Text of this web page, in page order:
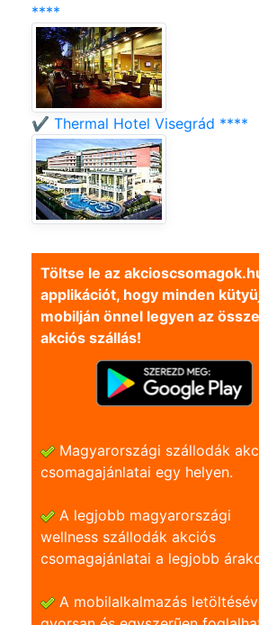
****
✔️ Thermal Hotel Visegrád ****
Töltse le az
applikációt, hogy minden
mobilján önnel legyen az
akciós szállás!
Magyarországi szállodák
csomagajánlatai egy helyen.
A legjobb magyarországi
wellness szállodák akciós
csomagajánlatai a legjobb
A mobilalkalmazás